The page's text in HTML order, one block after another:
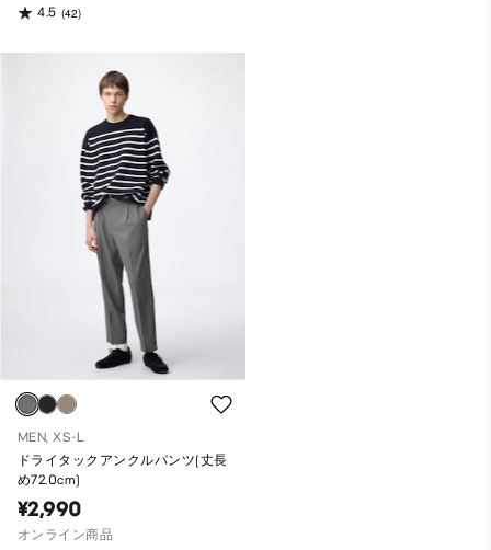
4.5 (42)
MEN, XS-L
ドライタックアンクルパンツ(丈長
め72.0cm)
¥2,990
オンライン商品